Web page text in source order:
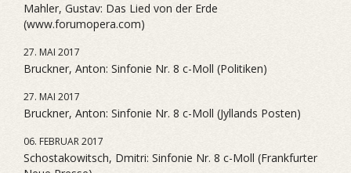
Mahler, Gustav: Das Lied von der Erde
(www.forumopera.com)
27. MAI 2017
Bruckner, Anton: Sinfonie Nr. 8 c-Moll (Politiken)
27. MAI 2017
Bruckner, Anton: Sinfonie Nr. 8 c-Moll (Jyllands Posten)
06. FEBRUAR 2017
Schostakowitsch, Dmitri: Sinfonie Nr. 8 c-Moll (Frankfurter